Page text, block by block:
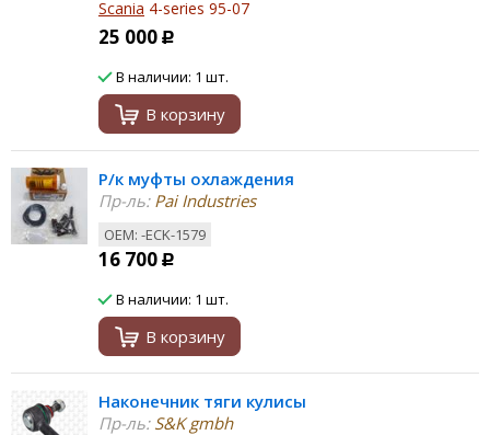
Scania 4-series 95-07
25 000 Р
В наличии: 1 шт.
В корзину
Р/к муфты охлаждения
Пр-ль:Pai Industries
ОЕМ: -ECK-1579
16 700 Р
В наличии: 1 шт.
В корзину
Наконечник тяги кулисы
Пр-ль:S&K gmbh